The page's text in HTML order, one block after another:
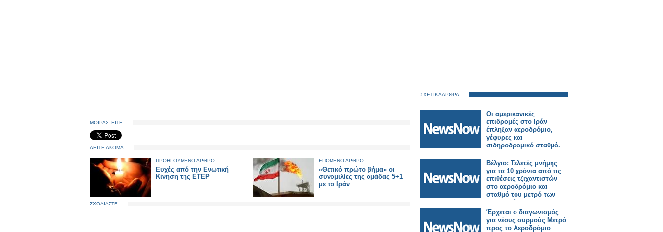
ΜΟΙΡΑΣΤΕΙΤΕ
ΔΕΙΤΕ ΑΚΟΜΑ
ΠΡΟΗΓΟΥΜΕΝΟ ΑΡΘΡΟ
Ευχές από την Ενωτική
Κίνηση της ΕΤΕΡ
ΕΠΟΜΕΝΟ ΑΡΘΡΟ
«Θετικό πρώτο βήμα» οι
συνομιλίες της ομάδας 5+1
με το Ιράν
ΣΧΟΛΙΑΣΤΕ
ΣΧΕΤΙΚΑ ΑΡΘΡΑ
Οι αμερικανικές
επιδρομές στο Ιράν
έπληξαν αεροδρόμιο,
γέφυρες και
σιδηροδρομικό σταθμό.
Βέλγιο: Τελετές μνήμης
για τα 10 χρόνια από τις
επιθέσεις τζιχαντιστών
στο αεροδρόμιο και
σταθμό του μετρό των
Βρυξελλών
Έρχεται ο διαγωνισμός
για νέους συρμούς Μετρό
προς το Αεροδρόμιο